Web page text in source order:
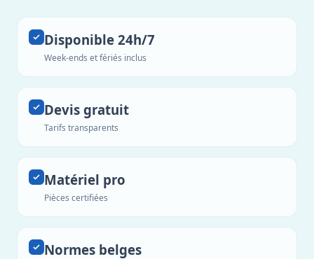
Disponible 24h/7
Week-ends et fériés inclus
Devis gratuit
Tarifs transparents
Matériel pro
Pièces certifiées
Normes belges